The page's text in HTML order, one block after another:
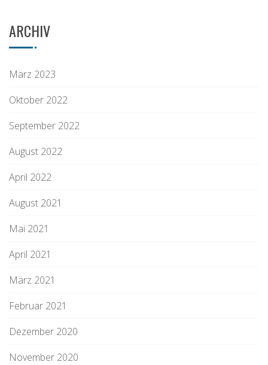
ARCHIV
März 2023
Oktober 2022
September 2022
August 2022
April 2022
August 2021
Mai 2021
April 2021
März 2021
Februar 2021
Dezember 2020
November 2020